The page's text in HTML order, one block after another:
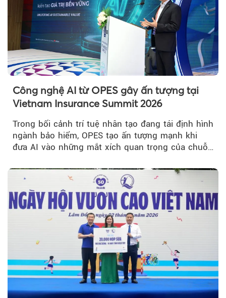
Công nghệ AI từ OPES gây ấn tượng tại
Vietnam Insurance Summit 2026
Trong bối cảnh trí tuệ nhân tạo đang tái định hình
ngành bảo hiểm, OPES tạo ấn tượng mạnh khi
đưa AI vào những mắt xích quan trọng của chuỗi